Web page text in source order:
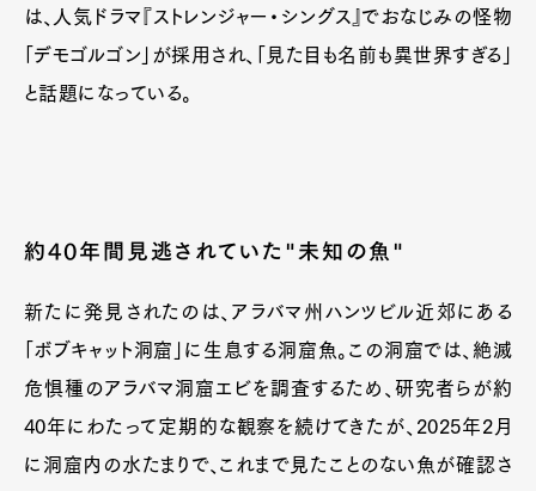
は、人気ドラマ『ストレンジャー・シングス』でおなじみの怪物
「デモゴルゴン」が採用され、「見た目も名前も異世界すぎる」
と話題になっている。
約40年間見逃されていた"未知の魚"
新たに発見されたのは、アラバマ州ハンツビル近郊にある
「ボブキャット洞窟」に生息する洞窟魚。この洞窟では、絶滅
危惧種のアラバマ洞窟エビを調査するため、研究者らが約
40年にわたって定期的な観察を続けてきたが、2025年2月
に洞窟内の水たまりで、これまで見たことのない魚が確認さ